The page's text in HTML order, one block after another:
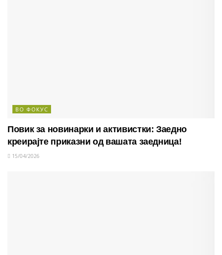
ВО ФОКУС
Повик за новинарки и активистки: Заедно
креирајте приказни од вашата заедница!
15/04/2026